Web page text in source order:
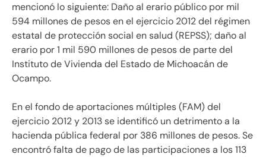
mencionó lo siguiente: Daño al erario público por mil
594 millones de pesos en el ejercicio 2012 del régimen
estatal de protección social en salud (REPSS); daño al
erario por 1 mil 590 millones de pesos de parte del
Instituto de Vivienda del Estado de Michoacán de
Ocampo.
En el fondo de aportaciones múltiples (FAM) del
ejercicio 2012 y 2013 se identificó un detrimento a la
hacienda pública federal por 386 millones de pesos. Se
encontró falta de pago de las participaciones a los 113